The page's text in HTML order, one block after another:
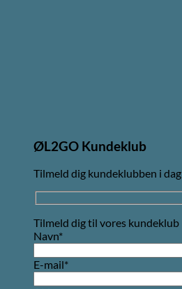
ØL2GO Kundeklub
Tilmeld dig kundeklubben i dag
Tilmeld dig til vores kundeklub
Navn*
E-mail*